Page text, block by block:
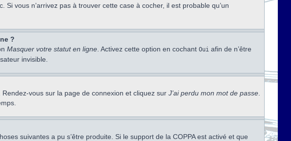
vous n’arrivez pas à trouver cette case à cocher, il est probable qu’un
?
Masquer votre statut en ligne . Activez cette option en cochant Oui afin de n’être
invisible.
vous sur la page de connexion et cliquez sur J’ai perdu mon mot de passe
suivantes a pu s’être produite. Si le support de la COPPA est activé et que